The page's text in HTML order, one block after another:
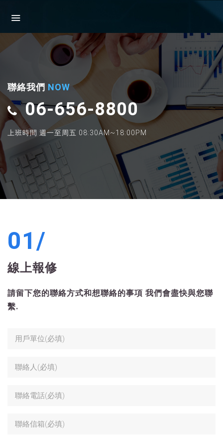
聯絡我們 NOW
06-656-8800
上班時間 週一至周五 08:30AM~18:00PM
01/
線上報修
請留下您的聯絡方式和想聯絡的事項 我們會盡快與您聯
繫.